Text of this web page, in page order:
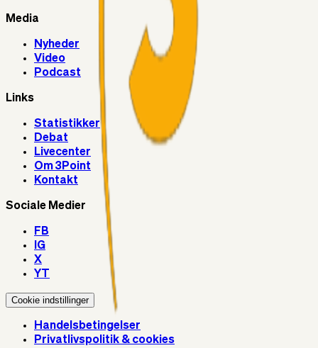
Media
Nyheder
Video
Podcast
Links
Statistikker
Debat
Livecenter
Om 3Point
Kontakt
Sociale Medier
FB
IG
X
YT
Cookie indstillinger
Handelsbetingelser
Privatlivspolitik & cookies